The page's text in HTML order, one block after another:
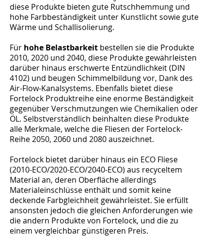
diese Produkte bieten gute Rutschhemmung und
hohe Farbbeständigkeit unter Kunstlicht sowie gute
Wärme und Schallisolierung.
Für hohe Belastbarkeit bestellen sie die Produkte
2010, 2020 und 2040, diese Produkte gewährleisten
darüber hinaus erschwerte Entzündlichkeit (DIN
4102) und beugen Schimmelbildung vor, Dank des
Air-Flow-Kanalsystems. Ebenfalls bietet diese
Fortelock Produktreihe eine enorme Beständigkeit
gegenüber Verschmutzungen wie Chemikalien oder
ÖL. Selbstverständlich beinhalten diese Produkte
alle Merkmale, welche die Fliesen der Fortelock-
Reihe 2050, 2060 und 2080 auszeichnet.
Fortelock bietet darüber hinaus ein ECO Fliese
(2010-ECO/2020-ECO/2040-ECO) aus recyceltem
Material an, deren Oberfläche allerdings
Materialeinschlüsse enthält und somit keine
deckende Farbgleichheit gewährleistet. Sie erfüllt
ansonsten jedoch die gleichen Anforderungen wie
die andern Produkte von Fortelock, und die zu
einem vergleichbar günstigeren Preis.